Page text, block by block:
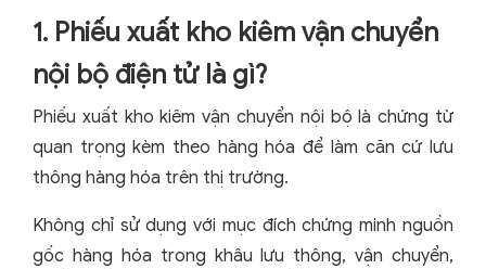
1. Phiếu xuất kho kiêm vận chuyển
nội bộ điện tử là gì?
Phiếu xuất kho kiêm vận chuyển nội bộ là chứng từ
quan trọng kèm theo hàng hóa để làm căn cứ lưu
thông hàng hóa trên thị trường.
Không chỉ sử dụng với mục đích chứng minh nguồn
gốc hàng hóa trong khâu lưu thông, vận chuyển,